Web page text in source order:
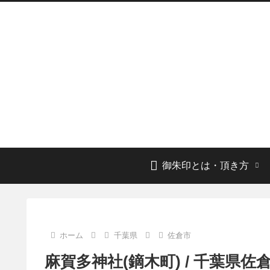
御朱印とは・頂き方
ホーム 千葉県 佐倉市
麻賀多神社(鏑木町) / 千葉県佐